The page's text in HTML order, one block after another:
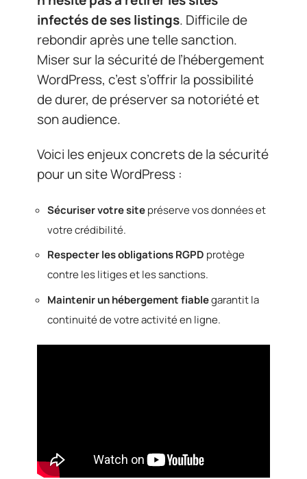
infectés de ses listings. Difficile de
rebondir après une telle sanction.
Miser sur la sécurité de l’hébergement
WordPress, c’est s’offrir la possibilité
de durer, de préserver sa notoriété et
son audience.
Voici les enjeux concrets de la sécurité
pour un site WordPress :
Sécuriser votre sitepréserve vos données et
votre crédibilité.
Respecter les obligations RGPD protège
contre les litiges et les sanctions.
Maintenir un hébergement fiablegarantit la
continuité de votre activité en ligne.